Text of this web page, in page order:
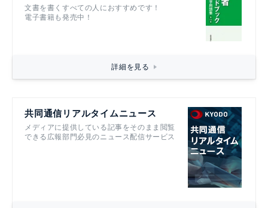
文書を書くすべての人におすすめです！
電子書籍も発売中！
詳細を見る
共同通信リアルタイムニュース
メディアに提供している記事をそのまま閲覧
できる広報部門必見のニュース配信サービス